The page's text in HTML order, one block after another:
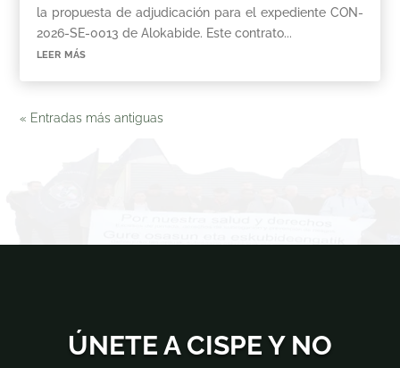
la propuesta de adjudicación para el expediente CON-
2026-SE-0013 de Alokabide. Este contrato...
leer más
« Entradas más antiguas
ÚNETE A CISPE Y NO